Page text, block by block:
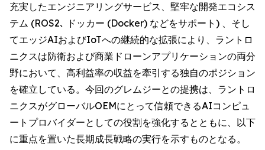
充実したエンジニアリングサービス、堅牢な開発エコシス
テム (ROS2､ ドッカー (Docker) などをサポート) 、そし
てエッジAIおよびIoTへの継続的な拡張により、ラントロ
ニクスは防衛および商業ドローンアプリケーションの両分
野において、高利益率の収益を牽引する独自のポジション
を確立している。今回のグレムジーとの提携は、ラントロ
ニクスがグローバルOEMにとって信頼できるAIコンピュ
ートプロバイダーとしての役割を強化するとともに、以下
に重点を置いた長期成長戦略の実行を示すものとなる。